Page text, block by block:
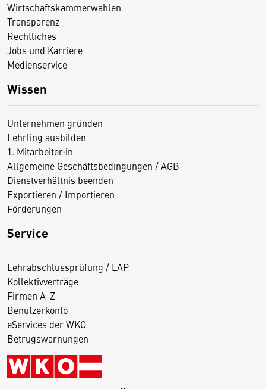
Wirtschaftskammerwahlen
Transparenz
Rechtliches
Jobs und Karriere
Medienservice
Wissen
Unternehmen gründen
Lehrling ausbilden
1. Mitarbeiter:in
Allgemeine Geschäftsbedingungen / AGB
Dienstverhältnis beenden
Exportieren / Importieren
Förderungen
Service
Lehrabschlussprüfung / LAP
Kollektivverträge
Firmen A-Z
Benutzerkonto
eServices der WKO
Betrugswarnungen